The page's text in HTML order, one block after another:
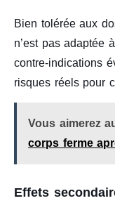
Bien tolérée aux
n’est pas adaptée
contre-indications
risques réels pour
Vous aimerez
corps ferme
Effets